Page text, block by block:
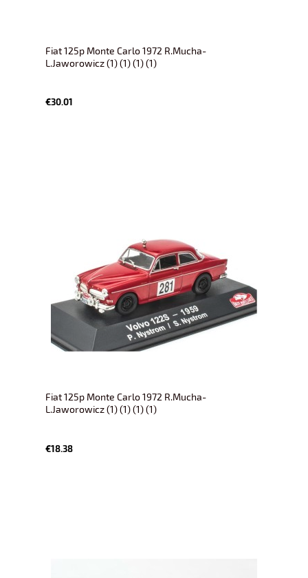
Fiat 125p Monte Carlo 1972 R.Mucha-
L.Jaworowicz (1) (1) (1) (1)
€30.01
Fiat 125p Monte Carlo 1972 R.Mucha-
L.Jaworowicz (1) (1) (1) (1)
€18.38